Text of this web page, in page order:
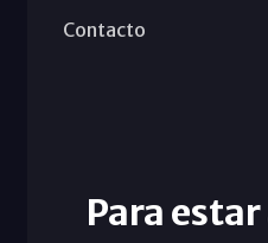
Contacto
Para